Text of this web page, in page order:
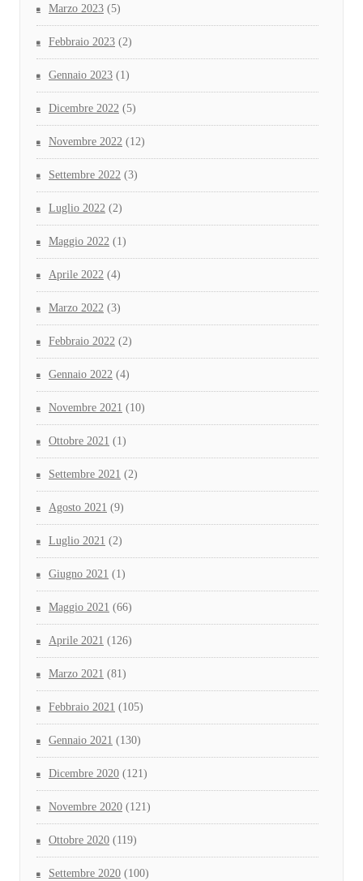
Marzo 2023 (5)
Febbraio 2023 (2)
Gennaio 2023 (1)
Dicembre 2022 (5)
Novembre 2022 (12)
Settembre 2022 (3)
Luglio 2022 (2)
Maggio 2022 (1)
Aprile 2022 (4)
Marzo 2022 (3)
Febbraio 2022 (2)
Gennaio 2022 (4)
Novembre 2021 (10)
Ottobre 2021 (1)
Settembre 2021 (2)
Agosto 2021 (9)
Luglio 2021 (2)
Giugno 2021 (1)
Maggio 2021 (66)
Aprile 2021 (126)
Marzo 2021 (81)
Febbraio 2021 (105)
Gennaio 2021 (130)
Dicembre 2020 (121)
Novembre 2020 (121)
Ottobre 2020 (119)
Settembre 2020 (100)